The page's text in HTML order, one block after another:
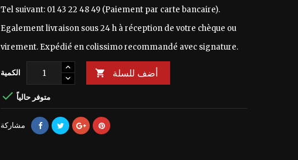
Tel suivant: 01 43 22 48 49 (Paiement par carte bancaire).
Egalement livraison sous 24 h à réception de votre chèque ou
virement. Expédié en colissimo recommandé avec signature.
الكمية  أضف للسلة
 متوفر حالياً
مشاركة